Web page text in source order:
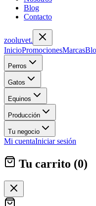
Blog
Contacto
zooluvet.
InicioPromocionesMarcas
Perros
Gatos
Equinos
Producción
Tu negocio
Mi cuentaIniciar sesión
Tu carrito (0)